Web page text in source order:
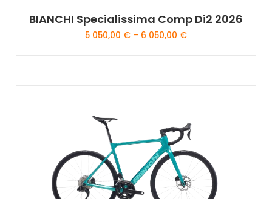
BIANCHI Specialissima Comp Di2 2026
5 050,00 € – 6 050,00 €